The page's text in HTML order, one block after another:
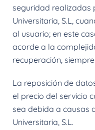
seguridad realizadas
Universitaria, S.L,
al usuario; en este
acorde a la
recuperación,
La reposición de
el precio del servicio
sea debida a causas
Universitaria, S.L.